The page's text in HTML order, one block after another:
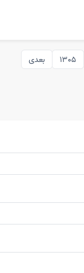
1305 بعدی